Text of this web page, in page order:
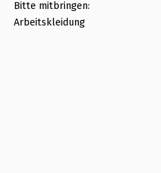
Bitte mitbringen:
Arbeitskleidung